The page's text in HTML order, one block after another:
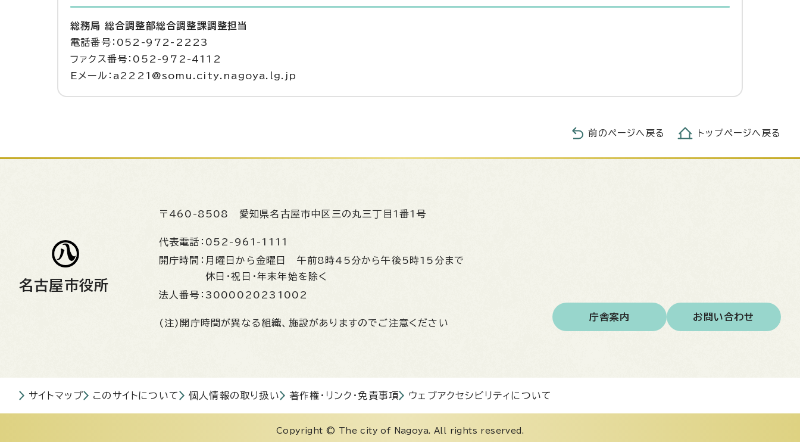
総務局 総合調整部総合調整課調整担当
電話番号：052-972-2223
ファクス番号：052-972-4112
Eメール：a2221@somu.city.nagoya.lg.jp
前のページへ戻る トップページへ戻る
名古屋市役所
〒460-8508 愛知県名古屋市中区三の丸三丁目1番1号
代表電話： 052-961-1111
開庁時間： 月曜日から金曜日 午前8時45分から午後5時15分まで
休日・祝日・年末年始を除く
法人番号： 3000020231002
(注)開庁時間が異なる組織、施設がありますのでご注意ください
庁舎案内 お問い合わせ
サイトマップ このサイトについて 個人情報の取り扱い 著作権・リンク・免責事項 ウェブアクセシビリティについて
Copyright © The city of Nagoya. All rights reserved.